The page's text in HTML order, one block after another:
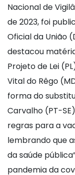
Nacional de
de 2023, foi
Oficial da União
destacou
Projeto de Lei
Vital do Rêgo
forma do
Carvalho (PT-
regras para a
lembrando que
da saúde
pandemia da